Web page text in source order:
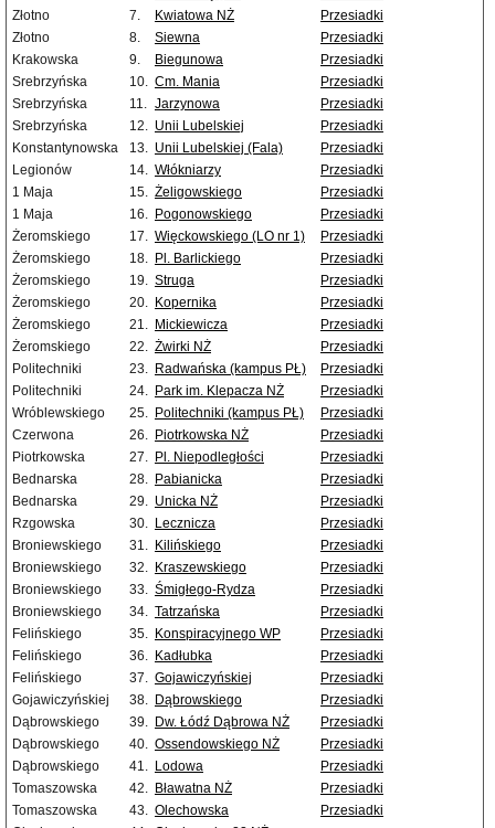
Złotno
7. Kwiatowa NŻ
Przesiadki
Złotno
8. Siewna
Przesiadki
Krakowska
9. Biegunowa
Przesiadki
Srebrzyńska
10. Cm. Mania
Przesiadki
Srebrzyńska
11. Jarzynowa
Przesiadki
Srebrzyńska
12. Unii Lubelskiej
Przesiadki
Konstantynowska
13. Unii Lubelskiej (Fala)
Przesiadki
Legionów
14. Włókniarzy
Przesiadki
1 Maja
15. Żeligowskiego
Przesiadki
1 Maja
16. Pogonowskiego
Przesiadki
Żeromskiego
17. Więckowskiego (LO nr 1)
Przesiadki
Żeromskiego
18. Pl. Barlickiego
Przesiadki
Żeromskiego
19. Struga
Przesiadki
Żeromskiego
20. Kopernika
Przesiadki
Żeromskiego
21. Mickiewicza
Przesiadki
Żeromskiego
22. Żwirki NŻ
Przesiadki
Politechniki
23. Radwańska (kampus PŁ)
Przesiadki
Politechniki
24. Park im. Klepacza NŻ
Przesiadki
Wróblewskiego
25. Politechniki (kampus PŁ)
Przesiadki
Czerwona
26. Piotrkowska NŻ
Przesiadki
Piotrkowska
27. Pl. Niepodległości
Przesiadki
Bednarska
28. Pabianicka
Przesiadki
Bednarska
29. Unicka NŻ
Przesiadki
Rzgowska
30. Lecznicza
Przesiadki
Broniewskiego
31. Kilińskiego
Przesiadki
Broniewskiego
32. Kraszewskiego
Przesiadki
Broniewskiego
33. Śmigłego-Rydza
Przesiadki
Broniewskiego
34. Tatrzańska
Przesiadki
Felińskiego
35. Konspiracyjnego WP
Przesiadki
Felińskiego
36. Kadłubka
Przesiadki
Felińskiego
37. Gojawiczyńskiej
Przesiadki
Gojawiczyńskiej
38. Dąbrowskiego
Przesiadki
Dąbrowskiego
39. Dw. Łódź Dąbrowa NŻ
Przesiadki
Dąbrowskiego
40. Ossendowskiego NŻ
Przesiadki
Dąbrowskiego
41. Lodowa
Przesiadki
Tomaszowska
42. Bławatna NŻ
Przesiadki
Tomaszowska
43. Olechowska
Przesiadki